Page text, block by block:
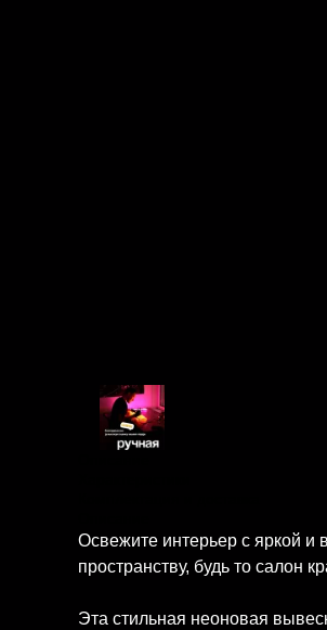
Освежите интерьер с яркой и
пространству, будь то салон
Эта стильная неоновая